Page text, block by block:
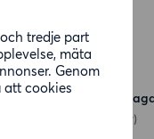
tredje part
mäta
Genom
cookies
Hemköp Göteborg
(129 meter)